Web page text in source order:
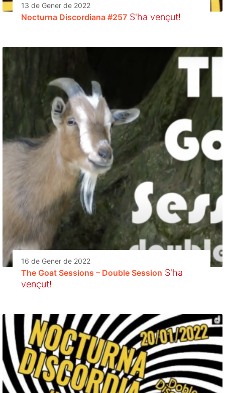
13 de Gener de 2022
Nocturna Discordiana #257 S'ha vençut!
16 de Gener de 2022
The Goat Sessions – Double Session S'ha
vençut!